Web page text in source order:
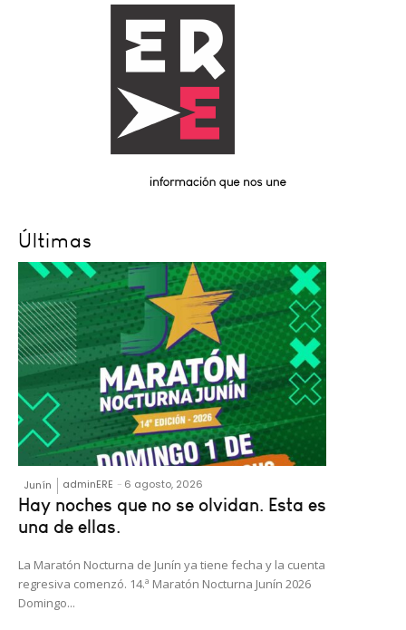
Últimas
Junín adminERE - 6 agosto, 2026
Hay noches que no se olvidan. Esta es
una de ellas.
La Maratón Nocturna de Junín ya tiene fecha y la cuenta
regresiva comenzó. 14.ª Maratón Nocturna Junín 2026
Domingo...